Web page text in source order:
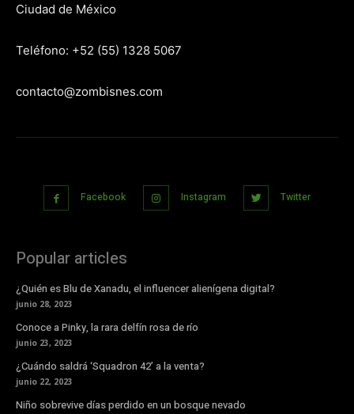
Ciudad de México
Teléfono: +52 (55) 1328 5067
contacto@zombisnes.com
Facebook Instagram Twitter
Popular articles
¿Quién es Blu de Xanadu, el influencer alienígena digital?
junio 28, 2023
Conoce a Pinky, la rara delfín rosa de río
junio 23, 2023
¿Cuándo saldrá ‘Squadron 42’ a la venta?
junio 22, 2023
Niño sobrevive días perdido en un bosque nevado